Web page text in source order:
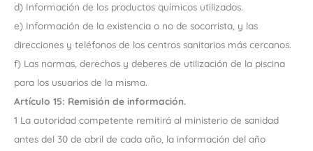
d) Información de los productos químicos utilizados.
e) Información de la existencia o no de socorrista, y las
direcciones y teléfonos de los centros sanitarios más cercanos.
f) Las normas, derechos y deberes de utilización de la piscina
para los usuarios de la misma.
Artículo 15: Remisión de información.
1 La autoridad competente remitirá al ministerio de sanidad
antes del 30 de abril de cada año, la información del año